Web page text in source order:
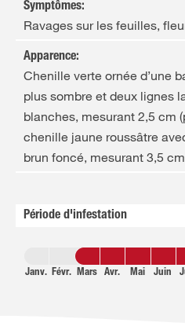
Symptômes:
Ravages sur les feuilles,
Apparence:
Chenille verte ornée d’une
plus sombre et deux lignes
blanches, mesurant 2,5 cm
chenille jaune roussâtre
brun foncé, mesurant 3,5
Période d'infestation
Janv. Févr. Mars Avr. Mai Juin